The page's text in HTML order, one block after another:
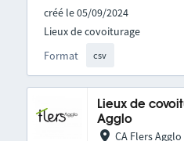
créé le 05/09/2024
Format csv
Lieux de covoiturage
Lieux de
Agglo
CA Flers Agglo